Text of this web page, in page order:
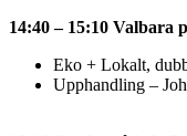
14:40 – 15:10 Valbara
Eko + Lokalt,
Upphandling –